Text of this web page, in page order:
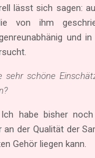
lässt sich sagen:
von ihm
und
sehr schöne
habe bisher
an der Qualität der
Gehör liegen kann.